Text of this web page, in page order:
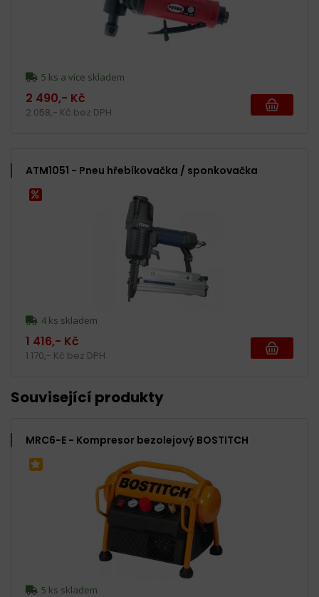
5 ks a více skladem
2 490,- Kč
2 058,- Kč bez DPH
ATM1051 - Pneu hřebíkovačka / sponkovačka
4 ks skladem
1 416,- Kč
1 170,- Kč bez DPH
Související produkty
MRC6-E - Kompresor bezolejový BOSTITCH
5 ks skladem